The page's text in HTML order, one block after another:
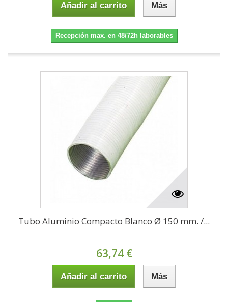
Añadir al carrito Más
Recepción max. en 48/72h laborables
Tubo Aluminio Compacto Blanco Ø 150 mm. /...
63,74 €
Añadir al carrito Más